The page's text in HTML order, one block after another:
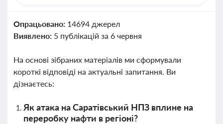
Опрацьовано: 14694 джерел
Виявлено: 5 публікацій за 6 червня
На основі зібраних матеріалів ми сформували
короткі відповіді на актуальні запитання. Ви
дізнаєтесь:
Як атака на Саратівський НПЗ вплине на
переробку нафти в регіоні?